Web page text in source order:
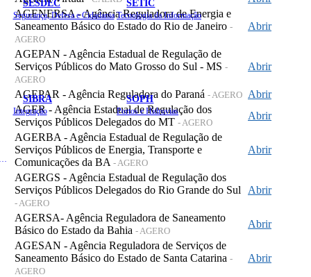
SESDEC
Segurança, Defesa e Cidadania
SETIC
Tecnologia da Informação
SIBRA
Integração
SOPH
Portos e Hidrovias
AGENERSA - Agência Reguladora de Energia e
Saneamento Básico do Estado do Rio de Janeiro -
AGERO
Abrir
AGEPAN - Agência Estadual de Regulação de
Serviços Públicos do Mato Grosso do Sul - MS -
AGERO
Abrir
AGEPAR - Agência Reguladora do Paraná - AGERO Abrir
AGER - Agência Estadual de Regulação dos
Serviços Públicos Delegados do MT - AGERO
Abrir
AGERBA - Agência Estadual de Regulação de
Serviços Públicos de Energia, Transporte e
Comunicações da BA - AGERO
Abrir
AGERGS - Agência Estadual de Regulação dos
Serviços Públicos Delegados do Rio Grande do Sul
- AGERO
Abrir
AGERSA- Agência Reguladora de Saneamento
Básico do Estado da Bahia - AGERO
Abrir
AGESAN - Agência Reguladora de Serviços de
Saneamento Básico do Estado de Santa Catarina -
AGERO
Abrir